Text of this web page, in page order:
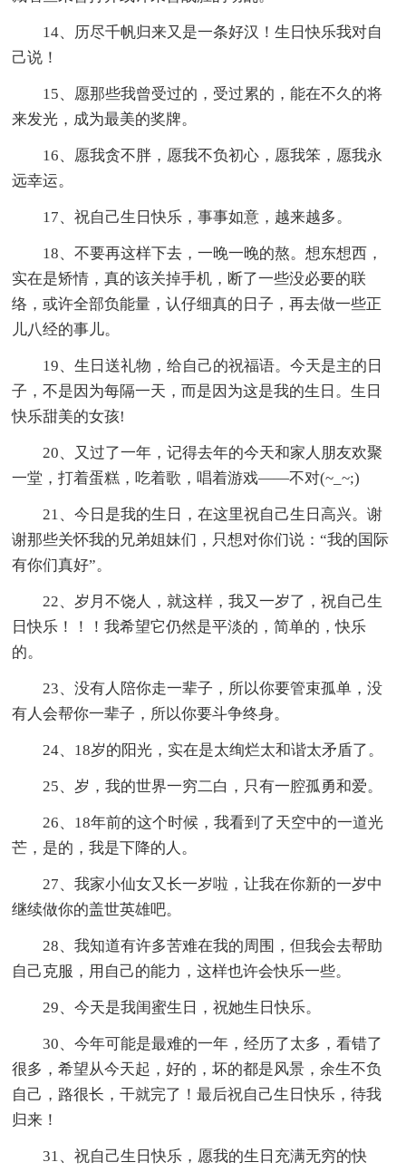
14、历尽千帆归来又是一条好汉！生日快乐我对自
己说！
15、愿那些我曾受过的，受过累的，能在不久的将
来发光，成为最美的奖牌。
16、愿我贪不胖，愿我不负初心，愿我笨，愿我永
远幸运。
17、祝自己生日快乐，事事如意，越来越多。
18、不要再这样下去，一晚一晚的熬。想东想西，
实在是矫情，真的该关掉手机，断了一些没必要的联
络，或许全部负能量，认仔细真的日子，再去做一些正
儿八经的事儿。
19、生日送礼物，给自己的祝福语。今天是主的日
子，不是因为每隔一天，而是因为这是我的生日。生日
快乐甜美的女孩!
20、又过了一年，记得去年的今天和家人朋友欢聚
一堂，打着蛋糕，吃着歌，唱着游戏——不对(~_~;)
21、今日是我的生日，在这里祝自己生日高兴。谢
谢那些关怀我的兄弟姐妹们，只想对你们说：“我的国际
有你们真好”。
22、岁月不饶人，就这样，我又一岁了，祝自己生
日快乐！！！我希望它仍然是平淡的，简单的，快乐
的。
23、没有人陪你走一辈子，所以你要管束孤单，没
有人会帮你一辈子，所以你要斗争终身。
24、18岁的阳光，实在是太绚烂太和谐太矛盾了。
25、岁，我的世界一穷二白，只有一腔孤勇和爱。
26、18年前的这个时候，我看到了天空中的一道光
芒，是的，我是下降的人。
27、我家小仙女又长一岁啦，让我在你新的一岁中
继续做你的盖世英雄吧。
28、我知道有许多苦难在我的周围，但我会去帮助
自己克服，用自己的能力，这样也许会快乐一些。
29、今天是我闺蜜生日，祝她生日快乐。
30、今年可能是最难的一年，经历了太多，看错了
很多，希望从今天起，好的，坏的都是风景，余生不负
自己，路很长，干就完了！最后祝自己生日快乐，待我
归来！
31、祝自己生日快乐，愿我的生日充满无穷的快